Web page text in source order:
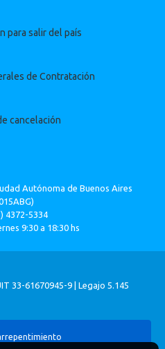
para salir del país
de Contratación
cancelación
Autónoma de Buenos Aires
4372-5334
9:30 a 18:30 hs
33-61670945-9 | Legajo 5.145